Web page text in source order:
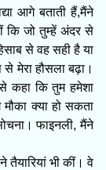
आगे बताती हैं,मैंने
कि जो तुम्हें अंदर से
से वह सही है या
मेरा हौसला बढ़ा।
कहा कि तुम हमेशा
क्या हो सकता
फाइनली, मैंने
तैयारियां भी कीं। वे